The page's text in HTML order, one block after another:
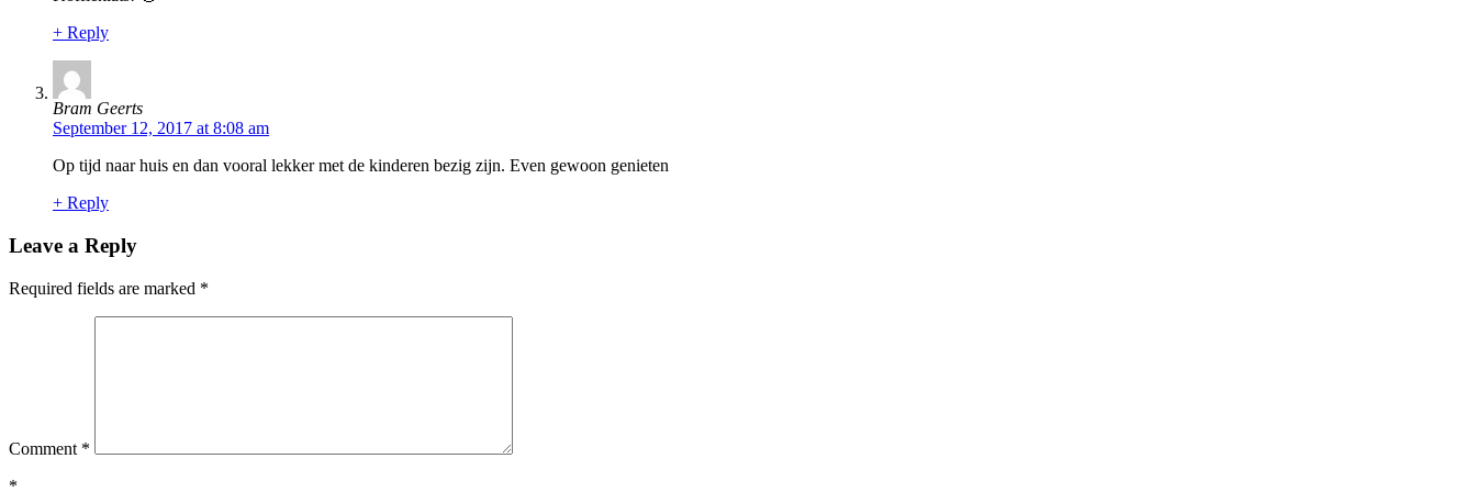
+ Reply
Bram Geerts
September 12, 2017 at 8:08 am
Op tijd naar huis en dan vooral lekker met de kinderen bezig zijn. Even gewoon genieten
+ Reply
Leave a Reply
Required fields are marked *
Comment *
*